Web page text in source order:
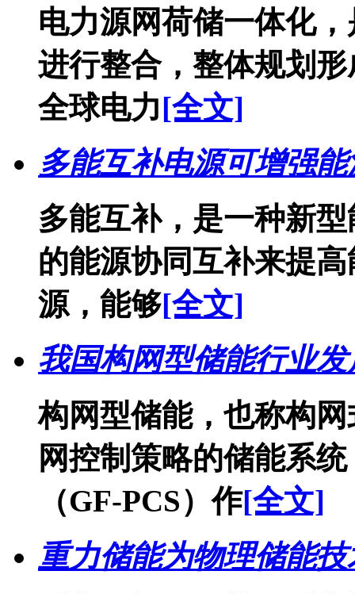
电力源网荷储一体化
进行整合，整体规划
全球电力[全文]
多能互补电源可增强
多能互补，是一种新
的能源协同互补来提
源，能够[全文]
我国构网型储能行业
构网型储能，也称构
网控制策略的储能系
（GF-PCS）作[全文]
重力储能为物理储能